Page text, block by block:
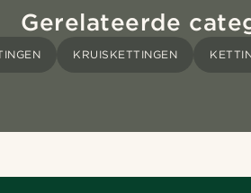
Gerelateerde
KRUISKETTINGEN